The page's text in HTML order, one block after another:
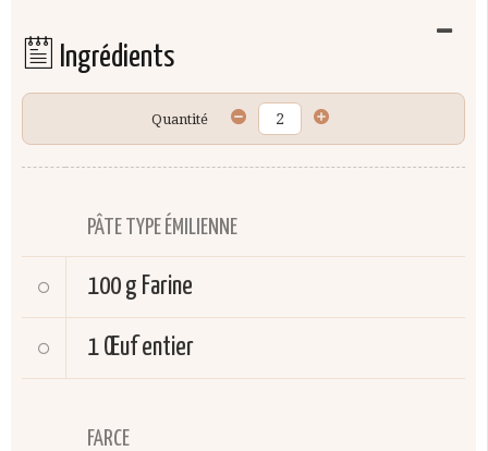
Ingrédients
Quantité
PÂTE TYPE ÉMILIENNE
100 g Farine
1 Œuf entier
FARCE